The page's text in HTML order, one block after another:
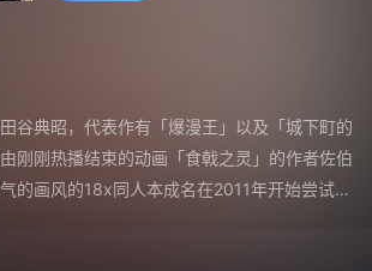
谷典昭，代表作有「爆漫王」以及「城下町的
刚刚热播结束的动画「食戟之灵」的作者佐伯
的画风的18x同人本成名在2011年开始尝试踏